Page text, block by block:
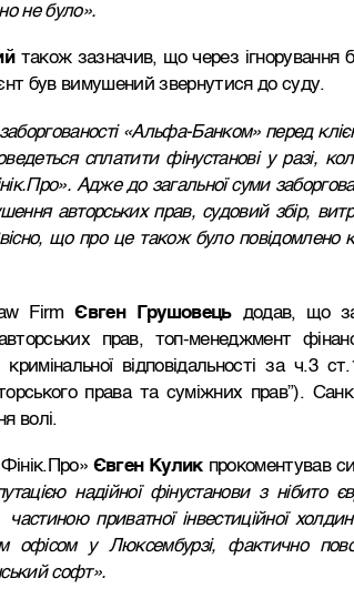
не було».
також зазначив, що через ігнорування
був вимушений звернутися до суду.
«Альфа-Банком» перед
сплатити фінустанові у разі,
Адже до загальної суми
авторських прав, судовий збір,
що про це також було повідомлено
FirmЄвген Грушовець додав, що
прав, топ-менеджмент
відповідальності за ч.3
права та суміжних прав”).
волі.
Євген Куликпрокоментував
надійної фінустанови з нібито
приватної інвестиційної
офісом у Люксембурзі, фактично
софт».